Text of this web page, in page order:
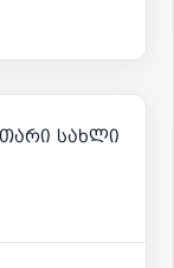
| m² 1 636
სახლი